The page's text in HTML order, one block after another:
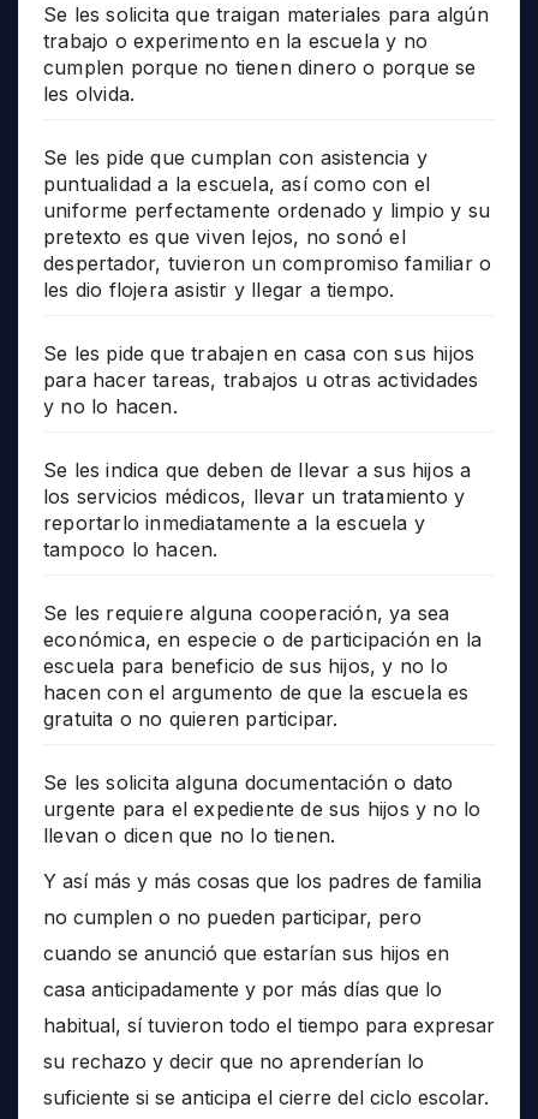
Se les solicita que traigan materiales para algún
trabajo o experimento en la escuela y no
cumplen porque no tienen dinero o porque se
les olvida.
Se les pide que cumplan con asistencia y
puntualidad a la escuela, así como con el
uniforme perfectamente ordenado y limpio y su
pretexto es que viven lejos, no sonó el
despertador, tuvieron un compromiso familiar o
les dio flojera asistir y llegar a tiempo.
Se les pide que trabajen en casa con sus hijos
para hacer tareas, trabajos u otras actividades
y no lo hacen.
Se les indica que deben de llevar a sus hijos a
los servicios médicos, llevar un tratamiento y
reportarlo inmediatamente a la escuela y
tampoco lo hacen.
Se les requiere alguna cooperación, ya sea
económica, en especie o de participación en la
escuela para beneficio de sus hijos, y no lo
hacen con el argumento de que la escuela es
gratuita o no quieren participar.
Se les solicita alguna documentación o dato
urgente para el expediente de sus hijos y no lo
llevan o dicen que no lo tienen.
Y así más y más cosas que los padres de familia
no cumplen o no pueden participar, pero
cuando se anunció que estarían sus hijos en
casa anticipadamente y por más días que lo
habitual, sí tuvieron todo el tiempo para expresar
su rechazo y decir que no aprenderían lo
suficiente si se anticipa el cierre del ciclo escolar.